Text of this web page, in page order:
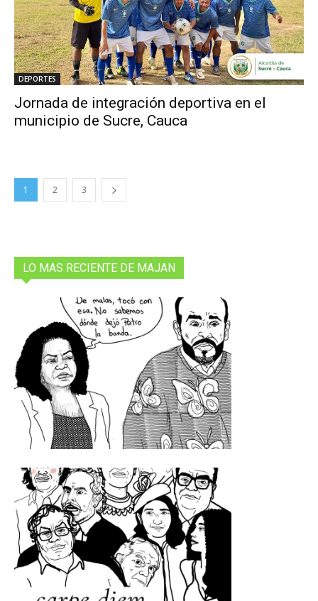
DEPORTES
Jornada de integración deportiva en el
municipio de Sucre, Cauca
1 2 3
LO MAS RECIENTE DE MAJAN